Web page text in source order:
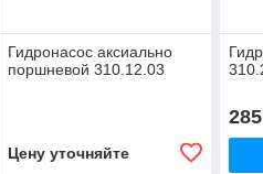
Гидронасос аксиально
поршневой 310.12.03
Цену уточняйте